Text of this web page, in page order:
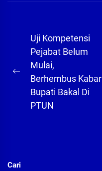
Navigasi
pos
Previous
post:
Uji Kompetensi
Pejabat Belum
Mulai,
Berhembus Kabar
Bupati Bakal Di
PTUN
Cari